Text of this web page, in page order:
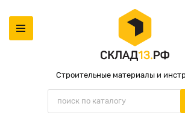
Строительные материалы и